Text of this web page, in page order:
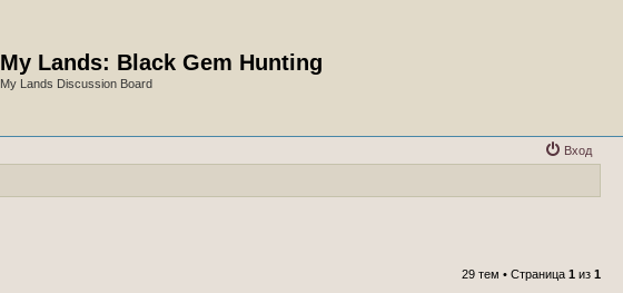
My Lands: Black Gem Hunting
My Lands Discussion Board
Вход
29 тем • Страница 1 из 1